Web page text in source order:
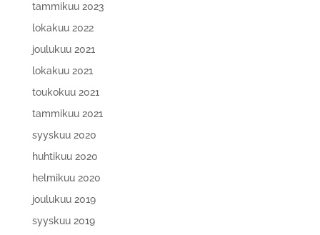
tammikuu 2023
lokakuu 2022
joulukuu 2021
lokakuu 2021
toukokuu 2021
tammikuu 2021
syyskuu 2020
huhtikuu 2020
helmikuu 2020
joulukuu 2019
syyskuu 2019